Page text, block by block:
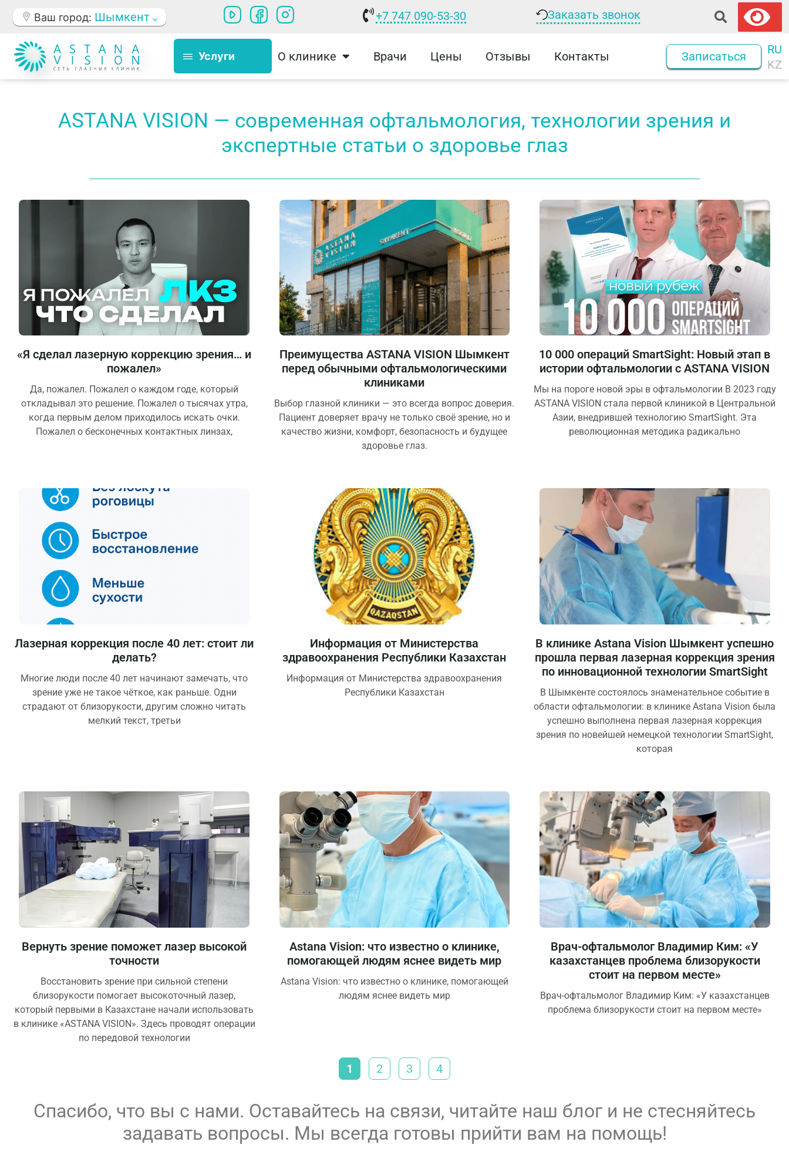
Ваш город: Шымкент +7 747 090-53-30 Заказать звонок
Услуги О клинике Врачи Цены Отзывы Контакты Записаться
RU
KZ
ASTANA VISION — современная офтальмология, технологии зрения и
экспертные статьи о здоровье глаз
«Я сделал лазерную коррекцию зрения… и
пожалел»
Да, пожалел. Пожалел о каждом годе, который
откладывал это решение. Пожалел о тысячах утра,
когда первым делом приходилось искать очки.
Пожалел о бесконечных контактных линзах,
Преимущества ASTANA VISION Шымкент
перед обычными офтальмологическими
клиниками
Выбор глазной клиники — это всегда вопрос доверия.
Пациент доверяет врачу не только своё зрение, но и
качество жизни, комфорт, безопасность и будущее
здоровье глаз.
10 000 операций SmartSight: Новый этап в
истории офтальмологии с ASTANA VISION
Мы на пороге новой эры в офтальмологии В 2023 году
ASTANA VISION стала первой клиникой в Центральной
Азии, внедрившей технологию SmartSight. Эта
революционная методика радикально
Лазерная коррекция после 40 лет: стоит ли
делать?
Многие люди после 40 лет начинают замечать, что
зрение уже не такое чёткое, как раньше. Одни
страдают от близорукости, другим сложно читать
мелкий текст, третьи
Информация от Министерства
здравоохранения Республики Казахстан
Информация от Министерства здравоохранения
Республики Казахстан
В клинике Astana Vision Шымкент успешно
прошла первая лазерная коррекция зрения
по инновационной технологии SmartSight
В Шымкенте состоялось знаменательное событие в
области офтальмологии: в клинике Astana Vision была
успешно выполнена первая лазерная коррекция
зрения по новейшей немецкой технологии SmartSight,
которая
Вернуть зрение поможет лазер высокой
точности
Восстановить зрение при сильной степени
близорукости помогает высокоточный лазер,
который первыми в Казахстане начали использовать
в клинике «ASTANA VISION». Здесь проводят операции
по передовой технологии
Astana Vision: что известно о клинике,
помогающей людям яснее видеть мир
Astana Vision: что известно о клинике, помогающей
людям яснее видеть мир
Врач-офтальмолог Владимир Ким: «У
казахстанцев проблема близорукости
стоит на первом месте»
Врач-офтальмолог Владимир Ким: «У казахстанцев
проблема близорукости стоит на первом месте»
1 2 3 4
Спасибо, что вы с нами. Оставайтесь на связи, читайте наш блог и не стесняйтесь
задавать вопросы. Мы всегда готовы прийти вам на помощь!